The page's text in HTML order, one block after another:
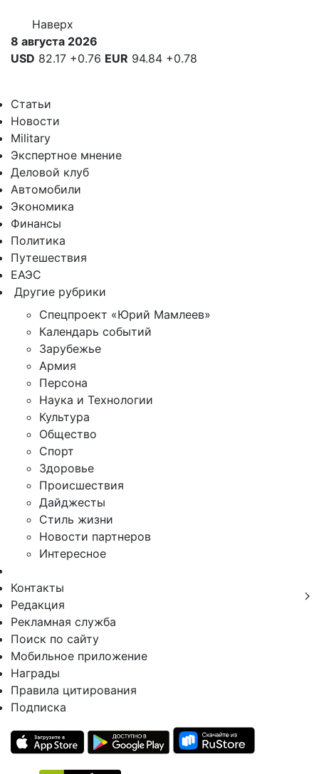
Наверх
8 августа 2026
USD 82.17 +0.76 EUR 94.84 +0.78
Статьи
Новости
Military
Экспертное мнение
Деловой клуб
Автомобили
Экономика
Финансы
Политика
Путешествия
ЕАЭС
Другие рубрики
Спецпроект «Юрий Мамлеев»
Календарь событий
Зарубежье
Армия
Персона
Наука и Технологии
Культура
Общество
Спорт
Здоровье
Происшествия
Дайджесты
Стиль жизни
Новости партнеров
Интересное
Контакты
Редакция
Рекламная служба
Поиск по сайту
Мобильное приложение
Награды
Правила цитирования
Подписка